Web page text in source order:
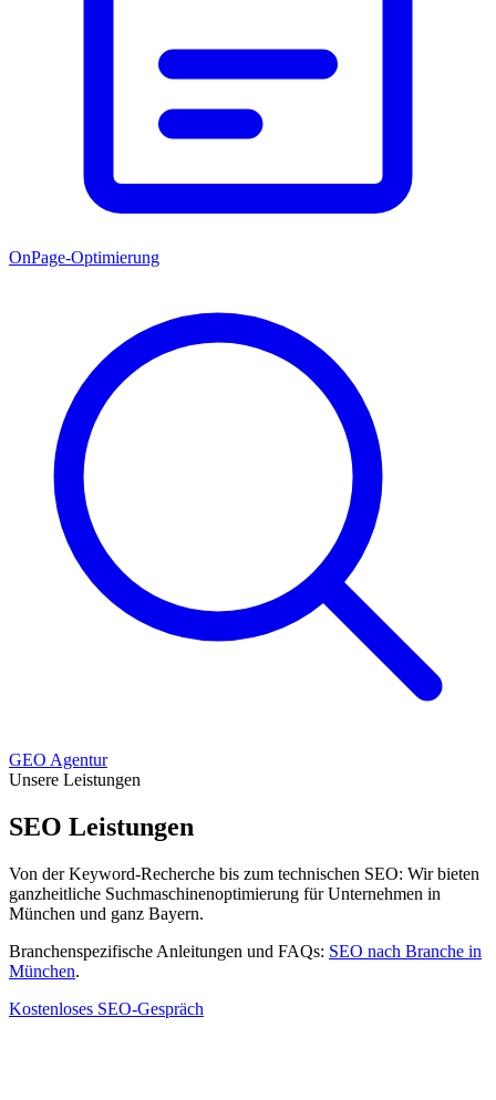
OnPage-Optimierung
GEO Agentur
Unsere Leistungen
SEO Leistungen
Von der Keyword-Recherche bis zum technischen SEO: Wir bieten
ganzheitliche Suchmaschinenoptimierung für Unternehmen in
München und ganz Bayern.
Branchenspezifische Anleitungen und FAQs: SEO nach Branche in
München.
Kostenloses SEO-Gespräch